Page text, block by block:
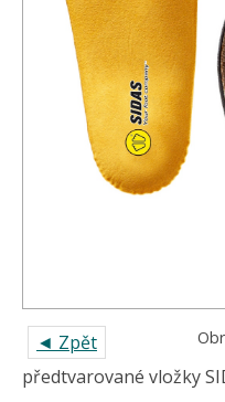
◄ Zpět
předtvarované vložky